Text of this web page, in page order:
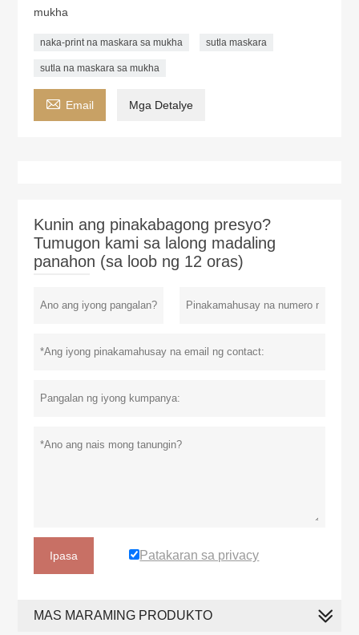
mukha
naka-print na maskara sa mukha sutla maskara
sutla na maskara sa mukha
 Email Mga Detalye
Kunin ang pinakabagong presyo?
Tumugon kami sa lalong madaling
panahon (sa loob ng 12 oras)
Ipasa Patakaran sa privacy
MAS MARAMING PRODUKTO